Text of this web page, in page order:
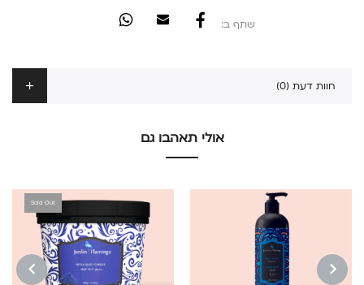
שתף ב:
חוות דעת (0)
אולי תאהבו גם
Sold Out